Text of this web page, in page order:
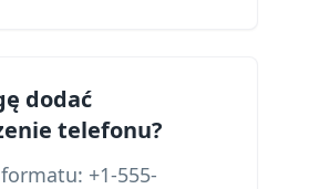
dodać
telefonu?
+1-555-